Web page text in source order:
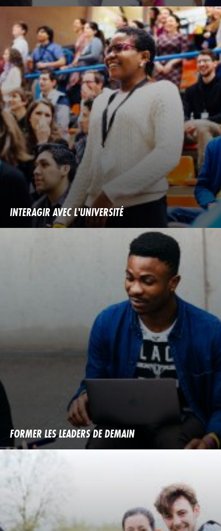
INTERAGIR AVEC L'UNIVERSITÉ
FORMER LES LEADERS DE DEMAIN